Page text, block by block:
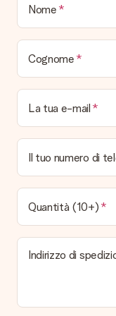
continuamente
Quali sono i tempi
regalo?
I tempi di consegna
del prodotto
base ai tempi di
Quali sono le
sill'opzione da
Pagamento
Come posso pagare
É possibile scegliere
Nome
Cognome
La tua e-mail
Il tuo numero di
Quantità (10+)
Indirizzo di